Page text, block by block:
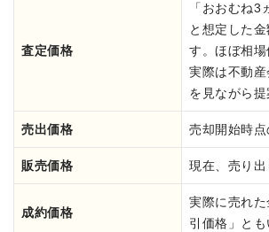
査定価格
「おおむね3
と想定した
す。ほぼ相場
実際は不動
を見ながら
売出価格 売却開始時
販売価格 現在、売り
成約価格
実際に売れ
引価格」とも